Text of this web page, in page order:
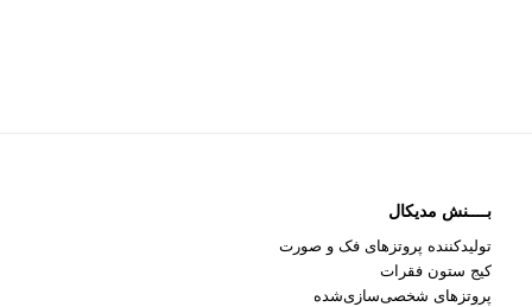
بــــنش مدیکال
تولیدکننده پروتزهای فک و صورت
کیج ستون فقرات
پروتزهای شخصی‌سازی‌شده